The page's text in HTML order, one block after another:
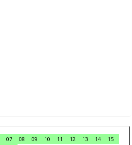
07 08 09 10 11 12 13 14
15